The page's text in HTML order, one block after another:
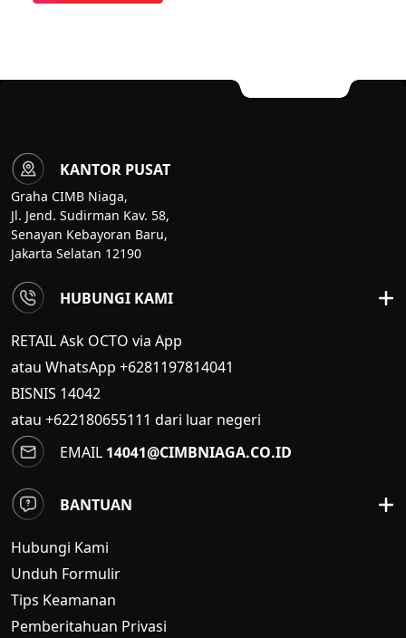
KANTOR PUSAT
Graha CIMB Niaga,
Jl. Jend. Sudirman Kav. 58,
Senayan Kebayoran Baru,
Jakarta Selatan 12190
HUBUNGI KAMI
RETAIL Ask OCTO via App
atau WhatsApp +6281197814041
BISNIS 14042
atau +622180655111 dari luar negeri
EMAIL 14041@CIMBNIAGA.CO.ID
BANTUAN
Hubungi Kami
Unduh Formulir
Tips Keamanan
Pemberitahuan Privasi